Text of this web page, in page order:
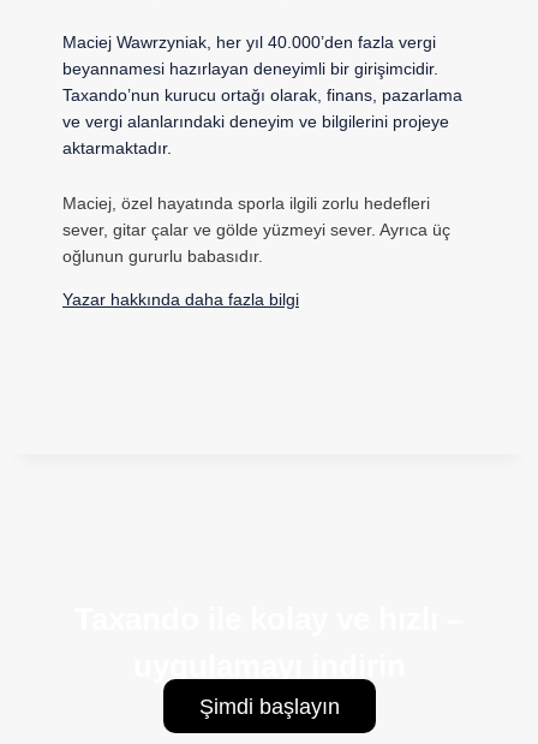
Maciej Wawrzyniak, her yıl 40.000’den fazla vergi
beyannamesi hazırlayan deneyimli bir girişimcidir.
Taxando’nun kurucu ortağı olarak, finans, pazarlama
ve vergi alanlarındaki deneyim ve bilgilerini projeye
aktarmaktadır.
Maciej, özel hayatında sporla ilgili zorlu hedefleri
sever, gitar çalar ve gölde yüzmeyi sever. Ayrıca üç
oğlunun gururlu babasıdır.
Yazar hakkında daha fazla bilgi
Şimdi başlayın